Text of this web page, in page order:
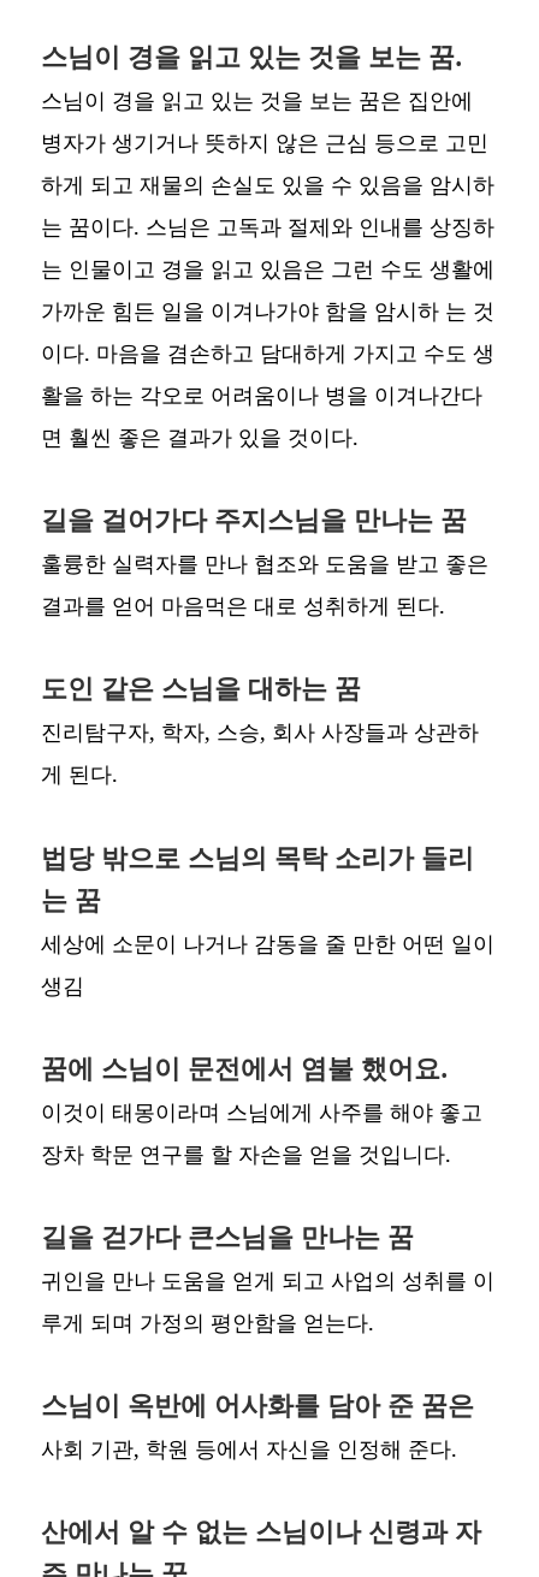
스님이 경을 읽고 있는 것을 보는 꿈.
스님이 경을 읽고 있는 것을 보는 꿈은 집안에
병자가 생기거나 뜻하지 않은 근심 등으로 고민
하게 되고 재물의 손실도 있을 수 있음을 암시하
는 꿈이다. 스님은 고독과 절제와 인내를 상징하
는 인물이고 경을 읽고 있음은 그런 수도 생활에
가까운 힘든 일을 이겨나가야 함을 암시하 는 것
이다. 마음을 겸손하고 담대하게 가지고 수도 생
활을 하는 각오로 어려움이나 병을 이겨나간다
면 훨씬 좋은 결과가 있을 것이다.
길을 걸어가다 주지스님을 만나는 꿈
훌륭한 실력자를 만나 협조와 도움을 받고 좋은
결과를 얻어 마음먹은 대로 성취하게 된다.
도인 같은 스님을 대하는 꿈
진리탐구자, 학자, 스승, 회사 사장들과 상관하
게 된다.
법당 밖으로 스님의 목탁 소리가 들리
는 꿈
세상에 소문이 나거나 감동을 줄 만한 어떤 일이
생김
꿈에 스님이 문전에서 염불 했어요.
이것이 태몽이라며 스님에게 사주를 해야 좋고
장차 학문 연구를 할 자손을 얻을 것입니다.
길을 걷가다 큰스님을 만나는 꿈
귀인을 만나 도움을 얻게 되고 사업의 성취를 이
루게 되며 가정의 평안함을 얻는다.
스님이 옥반에 어사화를 담아 준 꿈은
사회 기관, 학원 등에서 자신을 인정해 준다.
산에서 알 수 없는 스님이나 신령과 자